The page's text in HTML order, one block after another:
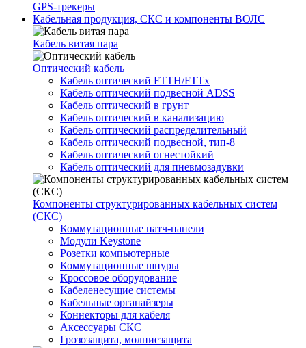
GPS-трекеры
Кабельная продукция, СКС и компоненты ВОЛС
Кабель витая пара
Оптический кабель
Кабель оптический FTTH/FTTx
Кабель оптический подвесной ADSS
Кабель оптический в грунт
Кабель оптический в канализацию
Кабель оптический распределительный
Кабель оптический подвесной, тип-8
Кабель оптический огнестойкий
Кабель оптический для пневмозадувки
Компоненты структурированных кабельных систем
(СКС)
Коммутационные патч-панели
Модули Keystone
Розетки компьютерные
Коммутационные шнуры
Кроссовое оборудование
Кабеленесущие системы
Кабельные органайзеры
Коннекторы для кабеля
Аксессуары СКС
Грозозащита, молниезащита